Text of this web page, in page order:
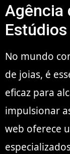
Agência
No mundo
de joias, é
eficaz para
impulsionar
web oferece